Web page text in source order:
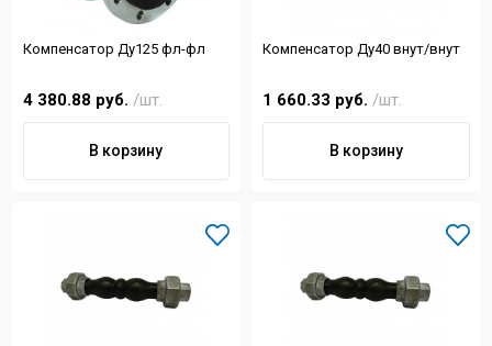
Компенсатор Ду125 фл-фл
4 380.88 руб. /шт.
В корзину
Компенсатор Ду40 внут/внут
1 660.33 руб. /шт.
В корзину